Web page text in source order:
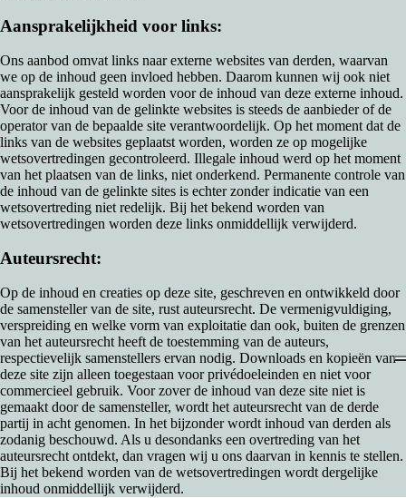
Aansprakelijkheid voor links:
Ons aanbod omvat links naar externe websites van derden, waarvan
we op de inhoud geen invloed hebben. Daarom kunnen wij ook niet
aansprakelijk gesteld worden voor de inhoud van deze externe inhoud.
Voor de inhoud van de gelinkte websites is steeds de aanbieder of de
operator van de bepaalde site verantwoordelijk. Op het moment dat de
links van de websites geplaatst worden, worden ze op mogelijke
wetsovertredingen gecontroleerd. Illegale inhoud werd op het moment
van het plaatsen van de links, niet onderkend. Permanente controle van
de inhoud van de gelinkte sites is echter zonder indicatie van een
wetsovertreding niet redelijk. Bij het bekend worden van
wetsovertredingen worden deze links onmiddellijk verwijderd.
Auteursrecht:
Op de inhoud en creaties op deze site, geschreven en ontwikkeld door
de samensteller van de site, rust auteursrecht. De vermenigvuldiging,
verspreiding en welke vorm van exploitatie dan ook, buiten de grenzen
van het auteursrecht heeft de toestemming van de auteurs,
respectievelijk samenstellers ervan nodig. Downloads en kopieën van
deze site zijn alleen toegestaan voor privédoeleinden en niet voor
commercieel gebruik. Voor zover de inhoud van deze site niet is
gemaakt door de samensteller, wordt het auteursrecht van de derde
partij in acht genomen. In het bijzonder wordt inhoud van derden als
zodanig beschouwd. Als u desondanks een overtreding van het
auteursrecht ontdekt, dan vragen wij u ons daarvan in kennis te stellen.
Bij het bekend worden van de wetsovertredingen wordt dergelijke
inhoud onmiddellijk verwijderd.